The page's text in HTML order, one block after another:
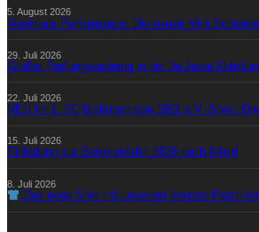
5. August 2026
Maximale Performance: Die neuen Mini
29. Juli 2026
Großer Prüfungsandrang in der Ju-Jutsu
22. Juli 2026
NEU im 1. FC Brelingen von 1961 e.V.-Shop:
15. Juli 2026
Einladung zur Seniorenfahrt 2026 nach Alfeld
8. Juli 2026
Das neue Shirt mit unserem Vereins-Patch